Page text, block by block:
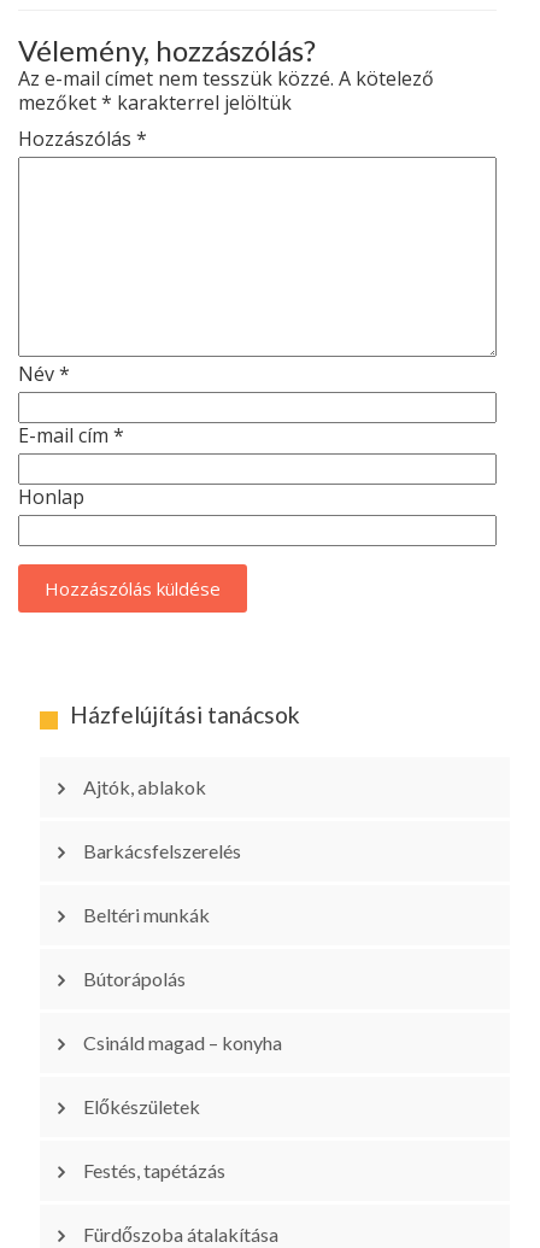
Vélemény, hozzászólás?
Az e-mail címet nem tesszük közzé. A kötelező
mezőket* karakterrel jelöltük
Hozzászólás *
Név*
E-mail cím *
Honlap
Házfelújítási tanácsok
Ajtók, ablakok
Barkácsfelszerelés
Beltéri munkák
Bútorápolás
Csináld magad – konyha
Előkészületek
Festés, tapétázás
Fürdőszoba átalakítása